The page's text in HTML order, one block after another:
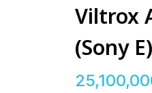
Viltrox
(Sony E)